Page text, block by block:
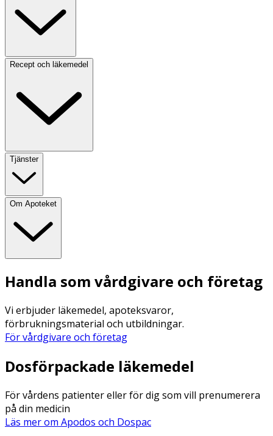
Recept och läkemedel
Tjänster
Om Apoteket
Handla som vårdgivare och företag
Vi erbjuder läkemedel, apoteksvaror,
förbrukningsmaterial och utbildningar.
För vårdgivare och företag
Dosförpackade läkemedel
För vårdens patienter eller för dig som vill prenumerera
på din medicin
Läs mer om Apodos och Dospac